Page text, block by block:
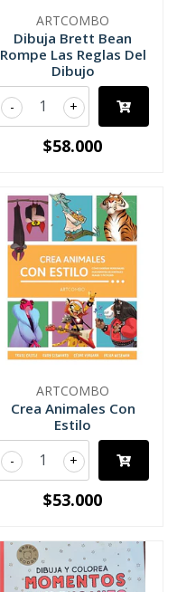
ARTCOMBO
Dibuja Brett Bean
Rompe Las Reglas Del
Dibujo
+
-
$58.000
ARTCOMBO
Crea Animales Con
Estilo
+
-
$53.000